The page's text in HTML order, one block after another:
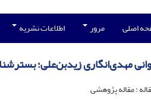
اصلی مرور اطلاعات نشریه
مهدی‌انگاری زیدبن‌علی؛
: مقاله پژوهشی